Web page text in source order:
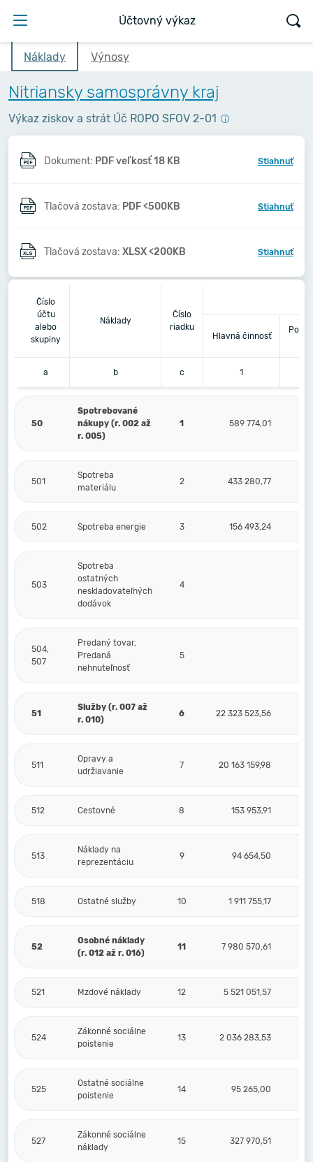
Účtovný výkaz
Náklady Výnosy
Nitriansky samosprávny kraj
Výkaz ziskov a strát Úč ROPO SFOV 2-01
Dokument: PDF veľkosť 18 KB Stiahnuť
Tlačová zostava: PDF <500KB Stiahnuť
Tlačová zostava: XLSX <200KB Stiahnuť
Číslo
účtu
alebo
skupiny
Náklady
Číslo
riadku
Hlavná činnosť
a b c 1
50
Spotrebované
nákupy (r. 002 až
r. 005)
1 589 774,01
501
Spotreba
materiálu
2 433 280,77
502 Spotreba energie 3 156 493,24
503
Spotreba
ostatných
neskladovateľných
dodávok
4
504,
507
Predaný tovar,
Predaná
nehnuteľnosť
5
51
Služby (r. 007 až
r. 010)
6 22 323 523,56
511
Opravy a
udržiavanie
7 20 163 159,98
512 Cestovné 8 153 953,91
513
Náklady na
reprezentáciu
9 94 654,50
518 Ostatné služby 10 1 911 755,17
52
Osobné náklady
(r. 012 až r. 016)
11 7 980 570,61
521 Mzdové náklady 12 5 521 051,57
524
Zákonné sociálne
poistenie
13 2 036 283,53
525
Ostatné sociálne
poistenie
14 95 265,00
527
Zákonné sociálne
náklady
15 327 970,51